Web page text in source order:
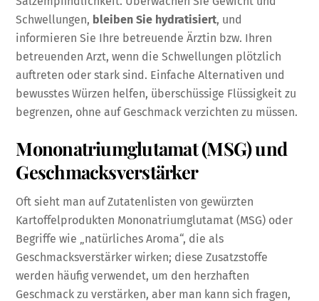
Schwellungen, bleiben Sie hydratisiert, und
informieren Sie Ihre betreuende Ärztin bzw. Ihren
betreuenden Arzt, wenn die Schwellungen plötzlich
auftreten oder stark sind. Einfache Alternativen und
bewusstes Würzen helfen, überschüssige Flüssigkeit zu
begrenzen, ohne auf Geschmack verzichten zu müssen.
Mononatriumglutamat (MSG) und
Geschmacksverstärker
Oft sieht man auf Zutatenlisten von gewürzten
Kartoffelprodukten Mononatriumglutamat (MSG) oder
Begriffe wie „natürliches Aroma“, die als
Geschmacksverstärker wirken; diese Zusatzstoffe
werden häufig verwendet, um den herzhaften
Geschmack zu verstärken, aber man kann sich fragen,